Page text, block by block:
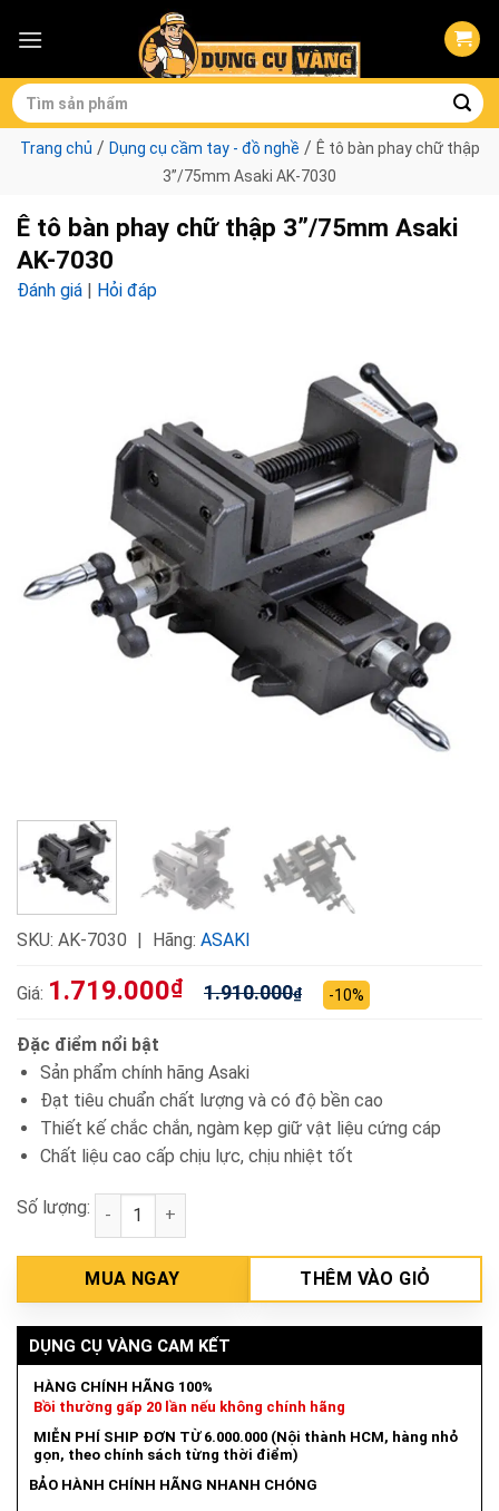
Tìm
kiếm:
Trang chủ / Dụng cụ cầm tay - đồ nghề / Ê tô bàn phay chữ thập
3”/75mm Asaki AK-7030
Ê tô bàn phay chữ thập 3”/75mm Asaki
AK-7030
Đánh giá | Hỏi đáp
SKU: AK-7030 Hãng: ASAKI
Giá: 1.719.000₫ 1.910.000₫ -10%
Đặc điểm nổi bật
Sản phẩm chính hãng Asaki
Đạt tiêu chuẩn chất lượng và có độ bền cao
Thiết kế chắc chắn, ngàm kẹp giữ vật liệu cứng cáp
Chất liệu cao cấp chịu lực, chịu nhiệt tốt
Số lượng: Ê tô bàn phay chữ thập 3''/75mm Asaki AK-7030 số
MUA NGAY THÊM VÀO GIỎ
DỤNG CỤ VÀNG CAM KẾT
HÀNG CHÍNH HÃNG 100%
Bồi thường gấp 20 lần nếu không chính hãng
MIỄN PHÍ SHIP ĐƠN TỪ 6.000.000 (Nội thành HCM, hàng nhỏ
gọn, theo chính sách từng thời điểm)
BẢO HÀNH CHÍNH HÃNG NHANH CHÓNG